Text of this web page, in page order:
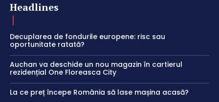
Headlines
Decuplarea de fondurile europene: risc sau
oportunitate ratată?
Auchan va deschide un nou magazin în cartierul
rezidențial One Floreasca City
La ce preț începe România să lase mașina acasă?